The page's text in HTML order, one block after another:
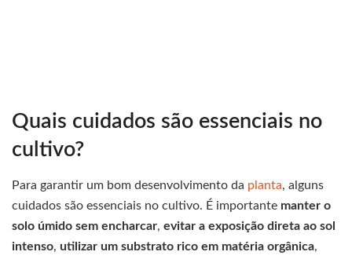
Quais cuidados são essenciais no
cultivo?
Para garantir um bom desenvolvimento da planta, alguns
cuidados são essenciais no cultivo. É importante manter o
solo úmido sem encharcar, evitar a exposição direta ao sol
intenso, utilizar um substrato rico em matéria orgânica,